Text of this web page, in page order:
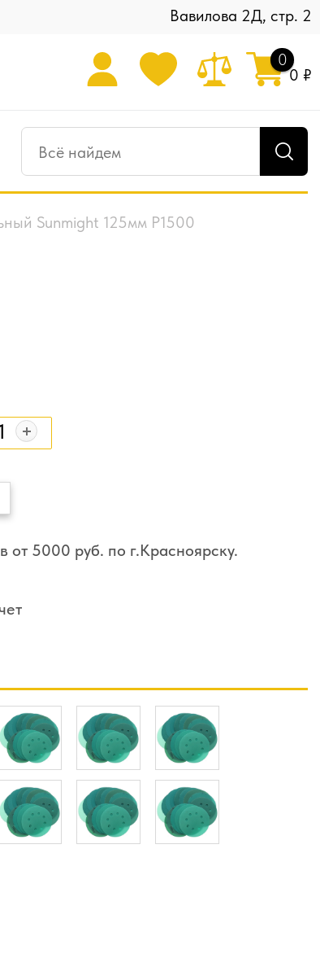
Вавилова 2Д, стр. 2
0
0 ₽
Sunmight 125мм P1500
от 5000 руб. по г.Красноярску.